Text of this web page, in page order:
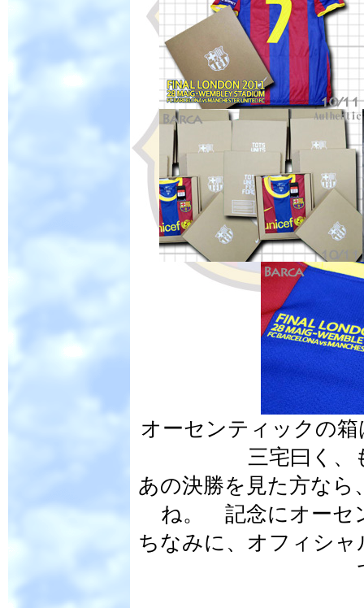
オーセンティックの
三宅曰く、
あの決勝を見た方な
ね。 記念にオーセ
ちなみに、オフィシ